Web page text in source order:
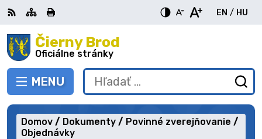
Preskočiť
na
obsah Čierny Brod
Oficiálne stránky
PREPNÚŤ
MENU
RSS MapaTlačiť
EN
English
/ HU
Hľadať:
Domov Dokumenty
Povinné zverejňovanie
Objednávky